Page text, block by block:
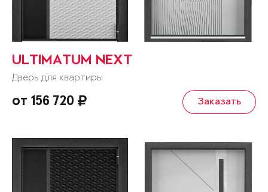
ULTIMATUM NEXT
Дверь для квартиры
от 156 720 Заказать